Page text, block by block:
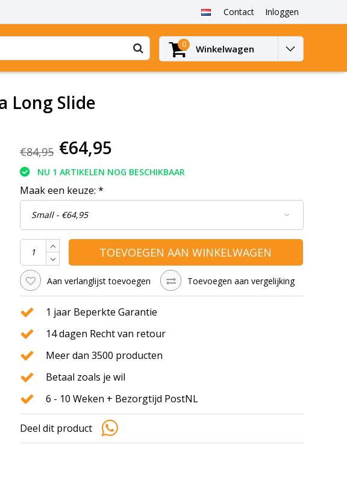
Contact Inloggen
0 Winkelwagen
Long Slide
€84,95 €64,95
NU 1 ARTIKELEN NOG BESCHIKBAAR
Maak een keuze: *
TOEVOEGEN AAN WINKELWAGEN
Aan verlanglijst toevoegen Toevoegen aan vergelijking
1 jaar Beperkte Garantie
14 dagen Recht van retour
Meer dan 3500 producten
Betaal zoals je wil
6 - 10 Weken + Bezorgtijd PostNL
Deel dit product